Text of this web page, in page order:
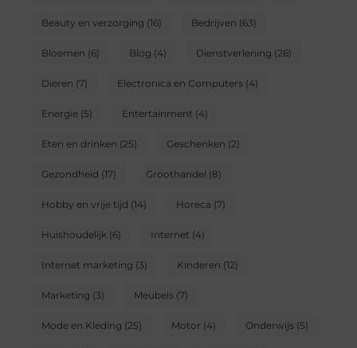
Beauty en verzorging (16) Bedrijven (63)
Bloemen (6) Blog (4) Dienstverlening (26)
Dieren (7) Electronica en Computers(4)
Energie(5) Entertainment (4)
Eten en drinken (25) Geschenken (2)
Gezondheid (17) Groothandel (8)
Hobby en vrije tijd (14) Horeca (7)
Huishoudelijk(6) Internet (4)
Internet marketing (3) Kinderen (12)
Marketing (3) Meubels(7)
Mode en Kleding (25) Motor (4) Onderwijs(5)